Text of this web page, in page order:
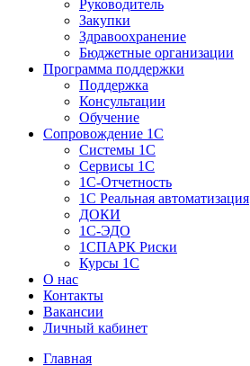
Руководитель
Закупки
Здравоохранение
Бюджетные организации
Программа поддержки
Поддержка
Консультации
Обучение
Сопровождение 1С
Системы 1С
Сервисы 1С
1C-Отчетность
1С Реальная автоматизация
ДОКИ
1C-ЭДО
1СПАРК Риски
Курсы 1С
О нас
Контакты
Вакансии
Личный кабинет
Главная